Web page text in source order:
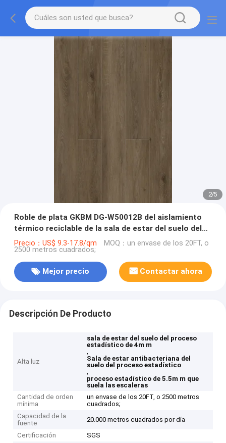
2/5
Roble de plata GKBM DG-W50012B del aislamiento
térmico reciclable de la sala de estar del suelo del
proceso estadístico del anti-bacteriano 4m m
Precio：US$ 9.3-17.8/qm MOQ：un envase de los 20FT, o
2500 metros cuadrados;
Mejor precio Contactar ahora
Descripción De Producto
Alta luz
sala de estar del suelo del proceso
estadístico de 4m m
,
Sala de estar antibacteriana del
suelo del proceso estadístico
,
proceso estadístico de 5.5m m que
suela las escaleras
Cantidad de orden
mínima
un envase de los 20FT, o 2500 metros
cuadrados;
Capacidad de la
fuente
20.000 metros cuadrados por día
Certificación
SGS